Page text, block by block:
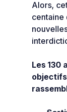
Alors,
centaine
Les 130